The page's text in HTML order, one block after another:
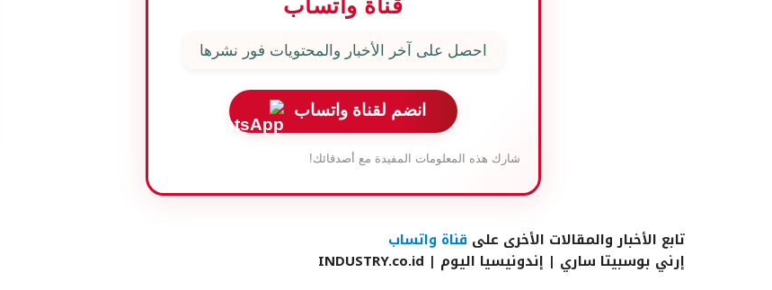
قناة واتساب
احصل على آخر الأخبار والمحتويات فور نشرها
انضم لقناة واتساب
شارك هذه المعلومات المفيدة مع أصدقائك!
تابع الأخبار والمقالات الأخرى على قناة واتساب
إرني بوسبيتا ساري | إندونيسيا اليوم | INDUSTRY.co.id